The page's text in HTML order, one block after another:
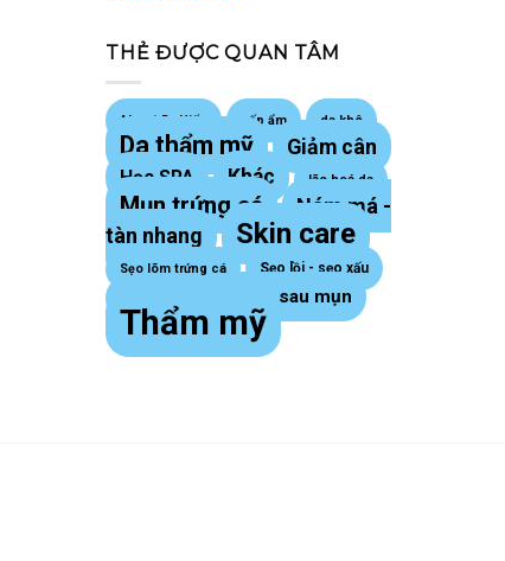
THẺ ĐƯỢC QUAN TÂM
About Dr Hiếu cấp ẩm da khô
Da thẩm mỹ Giảm cân
Học SPA Khác lão hoá da
Mụn trứng cá
Nám má -
tàn nhang
Skin care
Sẹo lõm trứng cá Sẹo lồi - sẹo xấu
Thâm sau mụn
Thẩm mỹ